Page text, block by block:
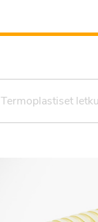
Termoplastiset